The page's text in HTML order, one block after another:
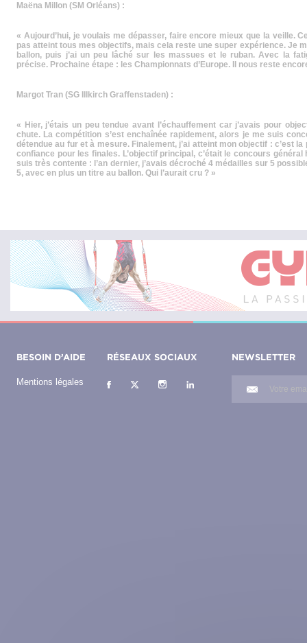
Maëna Millon (SM Orléans) :
« Aujourd’hui, je voulais me dépasser, faire encore mieux que la veille.
pas atteint tous mes objectifs, mais cela reste une super expérience. Je
ballon, puis j’ai un peu lâché sur les massues et le ruban. Avec la
précise. Prochaine étape : les Championnats d’Europe. Il nous reste
Margot Tran (SG Illkirch Graffenstaden) :
« Hier, j’étais un peu tendue avant l’échauffement car j’avais pour
chute. La compétition s’est enchaînée rapidement, alors je me suis
détendue au fur et à mesure. Finalement, j’ai atteint mon objectif : c’est
confiance pour les finales. L’objectif principal, c’était le concours général
suis très contente : l’an dernier, j’avais décroché 4 médailles sur 5
5, avec en plus un titre au ballon. Qui l’aurait cru ? »
BESOIN D’AIDE
Mentions légales
RÉSEAUX SOCIAUX NEWSLETTER